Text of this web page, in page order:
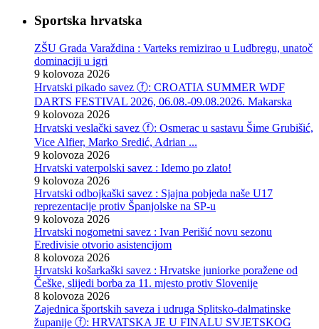
Sportska hrvatska
ZŠU Grada Varaždina : Varteks remizirao u Ludbregu, unatoč
dominaciji u igri
9 kolovoza 2026
Hrvatski pikado savez ⓕ: CROATIA SUMMER WDF
DARTS FESTIVAL 2026, 06.08.-09.08.2026. Makarska
9 kolovoza 2026
Hrvatski veslački savez ⓕ: Osmerac u sastavu Šime Grubišić,
Vice Alfier, Marko Sredić, Adrian ...
9 kolovoza 2026
Hrvatski vaterpolski savez : Idemo po zlato!
9 kolovoza 2026
Hrvatski odbojkaški savez : Sjajna pobjeda naše U17
reprezentacije protiv Španjolske na SP-u
9 kolovoza 2026
Hrvatski nogometni savez : Ivan Perišić novu sezonu
Eredivisie otvorio asistencijom
8 kolovoza 2026
Hrvatski košarkaški savez : Hrvatske juniorke poražene od
Češke, slijedi borba za 11. mjesto protiv Slovenije
8 kolovoza 2026
Zajednica športskih saveza i udruga Splitsko-dalmatinske
županije ⓕ: HRVATSKA JE U FINALU SVJETSKOG